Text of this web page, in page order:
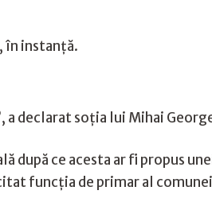
în instanță.
declarat soția lui Mihai
după ce acesta ar fi propus
funcția de primar al comunei